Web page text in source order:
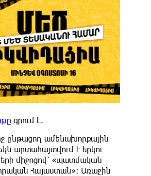
գրում է.
ընթացող ամենախորքային
արտահայտվում է երկու
միջոցով՝ «պատմական
Հայաստան»։ Առաջին